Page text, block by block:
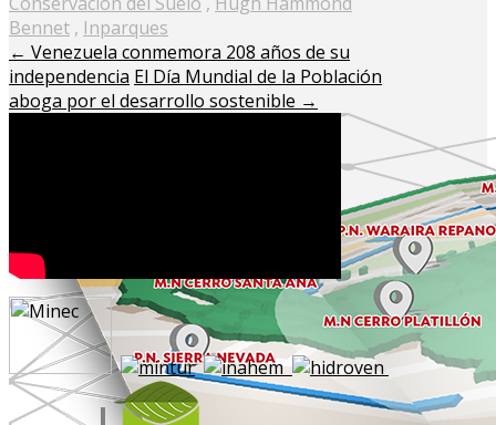
Bennet , Inparques
← Venezuela conmemora 208 años de su
independencia El Día Mundial de la Población
aboga por el desarrollo sostenible →